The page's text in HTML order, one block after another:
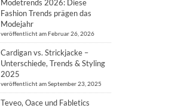
Modetrends 2026: Diese
Fashion Trends prägen das
Modejahr
veröffentlicht am Februar 26, 2026
Cardigan vs. Strickjacke –
Unterschiede, Trends & Styling
2025
veröffentlicht am September 23, 2025
Teveo, Oace und Fabletics